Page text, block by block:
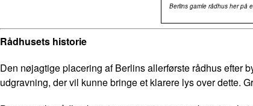
Berlins gamle rådhus her på
Rådhusets historie
Den nøjagtige placering af Berlins allerførste rådhus efter
udgravning, der vil kunne bringe et klarere lys over dette.